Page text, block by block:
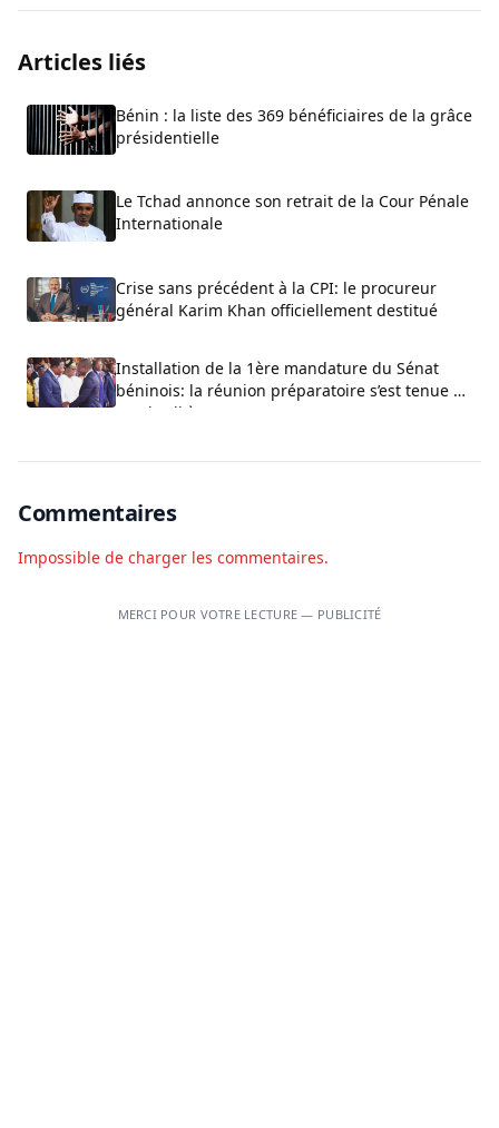
Articles liés
Bénin : la liste des 369 bénéficiaires de la grâce
présidentielle
Le Tchad annonce son retrait de la Cour Pénale
Internationale
Crise sans précédent à la CPI: le procureur
général Karim Khan officiellement destitué
Installation de la 1ère mandature du Sénat
béninois: la réunion préparatoire s’est tenue ce
vendredi à Cotonou
Commentaires
Impossible de charger les commentaires.
MERCI POUR VOTRE LECTURE — PUBLICITÉ